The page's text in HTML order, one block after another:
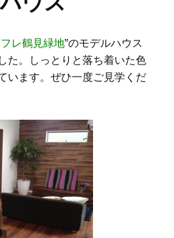
レ鶴見緑地”のモデルハウス
た。しっとりと落ち着いた色
います。ぜひ一度ご見学くだ